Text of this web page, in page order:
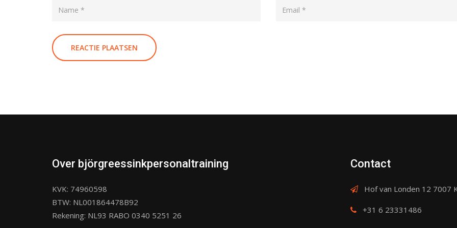
Over björgreessinkpersonaltraining
KVK: 74960598
BTW: NL001864478B92
Rekening: NL93 RABO 0340 5251 26
Contact
Hof van Londen 12 7007
+31 6 23331486